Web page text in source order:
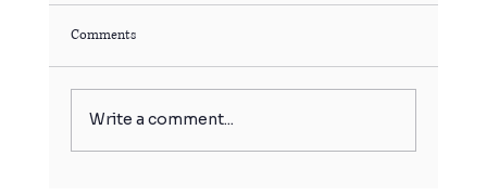
बर्फ का गोला बिगाड़ सकता है आपकी सेहत!
Comments
Write a comment...